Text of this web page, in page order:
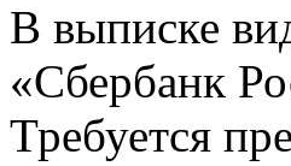
В выписке
«Сбербанк
Требуется